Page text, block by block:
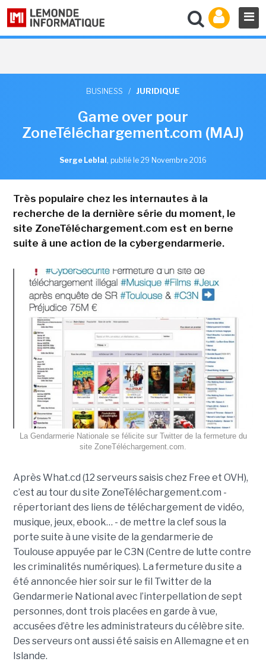
BUSINESS / JURIDIQUE
Game over pour
ZoneTéléchargement.com (MAJ)
Serge Leblal , publié le 29 Novembre 2016
Très populaire chez les internautes à la
recherche de la dernière série du moment, le
site ZoneTéléchargement.com est en berne
suite à une action de la cybergendarmerie.
La Gendarmerie Nationale se félicite sur Twitter de la fermeture du
site ZoneTéléchargement.com.
Après What.cd (12 serveurs saisis chez Free et OVH),
c’est au tour du site ZoneTéléchargement.com -
répertoriant des liens de téléchargement de vidéo,
musique, jeux, ebook… - de mettre la clef sous la
porte suite à une visite de la gendarmerie de
Toulouse appuyée par le C3N (Centre de lutte contre
les criminalités numériques). La fermeture du site a
été annoncée hier soir sur le fil Twitter de la
Gendarmerie National avec l’interpellation de sept
personnes, dont trois placées en garde à vue,
accusées d’être les administrateurs du célèbre site.
Des serveurs ont aussi été saisis en Allemagne et en
Islande.